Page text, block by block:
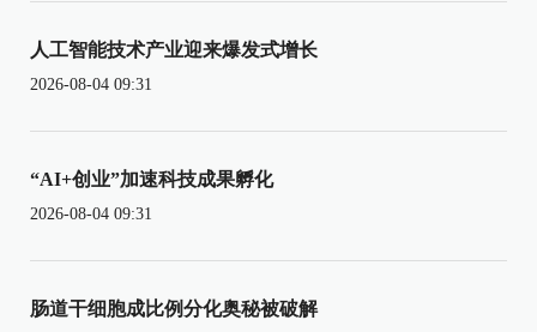
人工智能技术产业迎来爆发式增长
2026-08-04 09:31
“AI+创业”加速科技成果孵化
2026-08-04 09:31
肠道干细胞成比例分化奥秘被破解